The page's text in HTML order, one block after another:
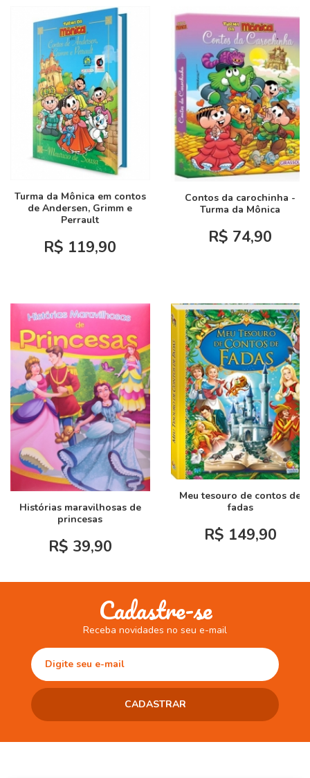
Turma da Mônica em contos
de Andersen, Grimm e
Perrault
R$ 119,90
Contos da carochinha -
Turma da Mônica
R$ 74,90
Histórias maravilhosas de
princesas
R$ 39,90
Meu tesouro de contos de
fadas
R$ 149,90
Cadastre-se
Receba novidades no seu e-mail